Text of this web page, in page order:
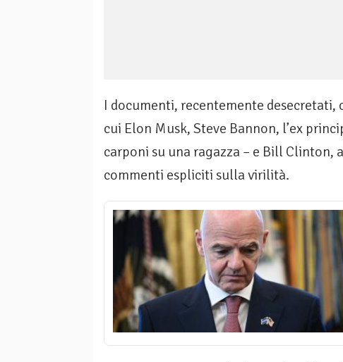
I documenti, recentemente
cui Elon Musk, Steve Bannon, l’ex
carponi su una ragazza – e Bill
commenti espliciti sulla virilità.